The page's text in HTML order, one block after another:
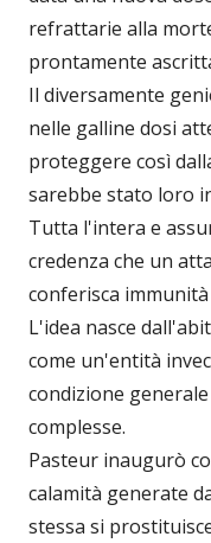
refrattarie alla
prontamente
Il diversamente
nelle galline dosi
proteggere così
sarebbe stato loro
Tutta l'intera e
credenza che un
conferisca immunità
L'idea nasce
come un'entità
condizione
complesse.
Pasteur inaugurò
calamità generate
stessa si